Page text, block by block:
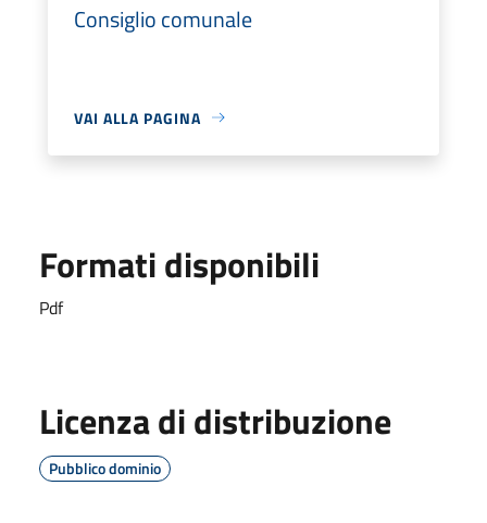
Consiglio comunale
VAI ALLA PAGINA
Formati disponibili
Pdf
Licenza di distribuzione
Pubblico dominio